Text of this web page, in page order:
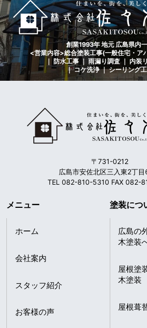
創業1993年 地元 広島県内
<営業内容>総合塗装工事(一般住宅・ア
｜ 防水工事 ｜ 雨漏り調査 ｜ 内装
｜ コケ洗浄 ｜ シーリング
〒731-0212
広島市安佐北区三入東2丁
TEL 082-810-5310 FAX 082-
メニュー
ホーム
会社案内
スタッフ紹介
お客様の声
塗装につ
広島の
木塗装
屋根塗
木塗装
屋根葺